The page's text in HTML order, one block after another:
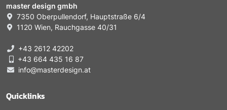
master design gmbh
7350 Oberpullendorf, Hauptstraße 6/4
1120 Wien, Rauchgasse 40/31
+43 2612 42202
+43 664 435 16 87
info@masterdesign.at
Quicklinks